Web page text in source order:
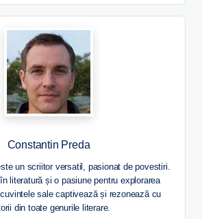
Constantin Preda
un scriitor versatil, pasionat de povestiri.
literatură și o pasiune pentru explorarea
sale captivează și rezonează cu
din toate genurile literare.